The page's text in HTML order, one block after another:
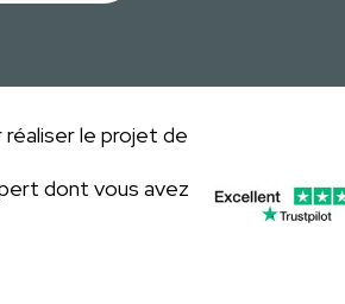
le projet de
dont vous avez